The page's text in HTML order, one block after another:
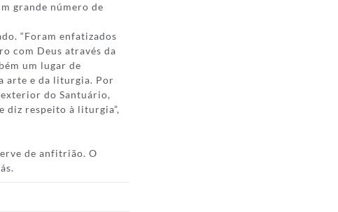
grande número de
“Foram enfatizados
com Deus através da
um lugar de
arte e da liturgia. Por
do Santuário,
diz respeito à liturgia”,
de anfitrião. O